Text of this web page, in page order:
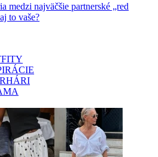
medzi najväčšie partnerské „red
to vaše?